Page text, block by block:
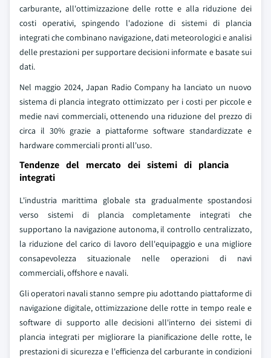
carburante, all'ottimizzazione delle rotte e alla riduzione dei
costi operativi, spingendo l'adozione di sistemi di plancia
integrati che combinano navigazione, dati meteorologici e analisi
delle prestazioni per supportare decisioni informate e basate sui
dati.
Nel maggio 2024, Japan Radio Company ha lanciato un nuovo
sistema di plancia integrato ottimizzato per i costi per piccole e
medie navi commerciali, ottenendo una riduzione del prezzo di
circa il 30% grazie a piattaforme software standardizzate e
hardware commerciali pronti all'uso.
Tendenze del mercato dei sistemi di plancia
integrati
L'industria marittima globale sta gradualmente spostandosi
verso sistemi di plancia completamente integrati che
supportano la navigazione autonoma, il controllo centralizzato,
la riduzione del carico di lavoro dell'equipaggio e una migliore
consapevolezza situazionale nelle operazioni di navi
commerciali, offshore e navali.
Gli operatori navali stanno sempre piu adottando piattaforme di
navigazione digitale, ottimizzazione delle rotte in tempo reale e
software di supporto alle decisioni all'interno dei sistemi di
plancia integrati per migliorare la pianificazione delle rotte, le
prestazioni di sicurezza e l'efficienza del carburante in condizioni